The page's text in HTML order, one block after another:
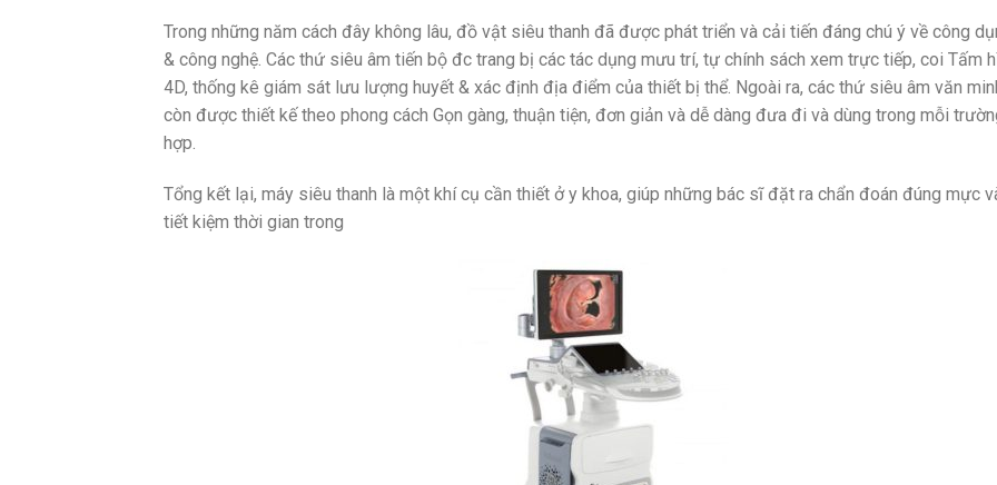
Trong những năm cách đây không lâu, đồ vật siêu thanh đã được phát triển và cải tiến đáng chú ý về công
& công nghệ. Các thứ siêu âm tiến bộ đc trang bị các tác dụng mưu trí, tự chính sách xem trực tiếp, coi Tấm
4D, thống kê giám sát lưu lượng huyết & xác định địa điểm của thiết bị thể. Ngoài ra, các thứ siêu âm văn
còn được thiết kế theo phong cách Gọn gàng, thuận tiện, đơn giản và dễ dàng đưa đi và dùng trong mỗi
hợp.
Tổng kết lại, máy siêu thanh là một khí cụ cần thiết ở y khoa, giúp những bác sĩ đặt ra chẩn đoán đúng mực
tiết kiệm thời gian trong